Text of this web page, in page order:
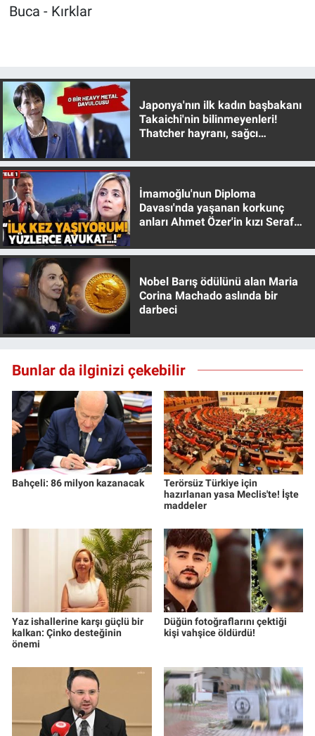
Buca - Kırklar
Japonya'nın ilk kadın başbakanı
Takaichi'nin bilinmeyenleri!
Thatcher hayranı, sağcı
İmamoğlu'nun Diploma
Davası'nda yaşanan korkunç
anları Ahmet Özer'in kızı Seraf
Nobel Barış ödülünü alan Maria
Corina Machado aslında bir
darbeci
Bunlar da ilginizi çekebilir
Bahçeli: 86 milyon kazanacak
Terörsüz Türkiye için
hazırlanan yasa Meclis'te! İşte
maddeler
Yaz ishallerine karşı güçlü bir
kalkan: Çinko desteğinin
önemi
Düğün fotoğraflarını çektiği
kişi vahşice öldürdü!